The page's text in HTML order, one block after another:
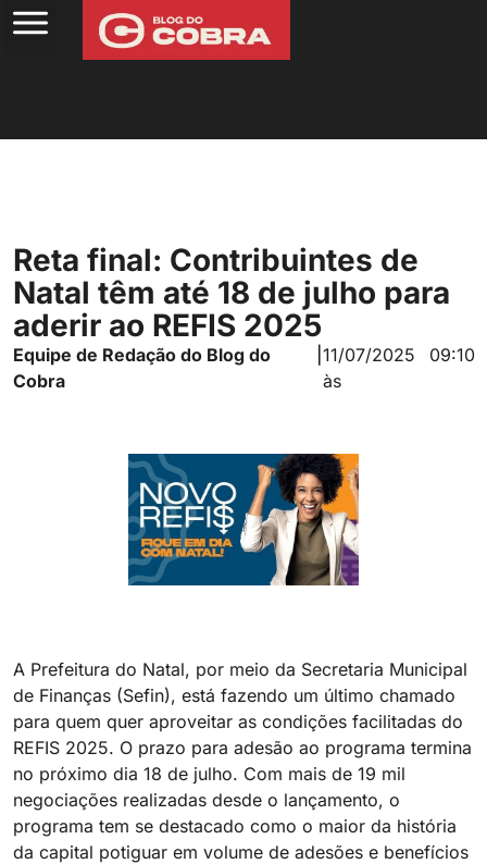
Reta final: Contribuintes de
Natal têm até 18 de julho para
aderir ao REFIS 2025
Equipe de Redação do Blog do
Cobra
|11/07/2025
às
09:10
A Prefeitura do Natal, por meio da Secretaria Municipal
de Finanças (Sefin), está fazendo um último chamado
para quem quer aproveitar as condições facilitadas do
REFIS 2025. O prazo para adesão ao programa termina
no próximo dia 18 de julho. Com mais de 19 mil
negociações realizadas desde o lançamento, o
programa tem se destacado como o maior da história
da capital potiguar em volume de adesões e benefícios